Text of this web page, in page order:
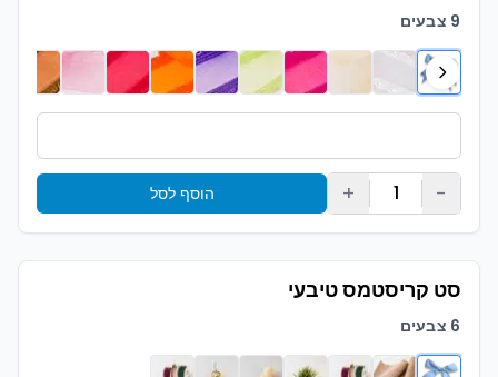
9 צבעים
-
1
+ הוסף לסל
סט קריסטמס טיבעי
6 צבעים